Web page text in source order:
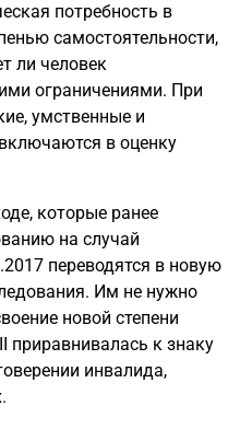
потребность в
самостоятельности,
ли человек
ограничениями. При
умственные и
в оценку
которые ранее
на случай
переводятся в новую
Им не нужно
новой степени
приравнивалась к знаку
инвалида,